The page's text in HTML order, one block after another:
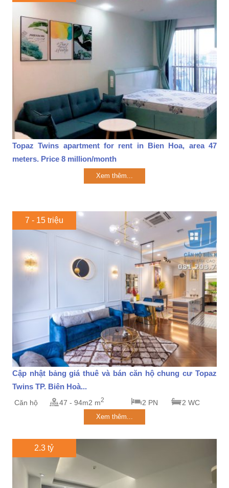
Topaz Twins apartment for rent in Bien Hoa, area 47
meters. Price 8 million/month
Xem thêm...
7 - 15 triệu
Cập nhật bảng giá thuê và bán căn hộ chung cư Topaz
Twins TP. Biên Hoà...
Căn hộ 47 - 94m2 m2 2 PN 2 WC
Xem thêm...
2.3 tỷ